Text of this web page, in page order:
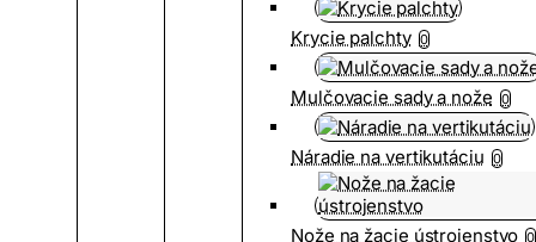
Krycie palchty 0
Mulčovacie sady a nože 0
Náradie na vertikutáciu 0
Nože na žacie ústrojenstvo 0